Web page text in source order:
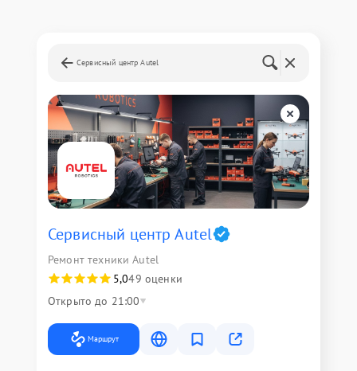
Сервисный центр Autel
Сервисный центр Autel
Ремонт техники Autel
5,049 оценки
Открыто до 21:00
Маршрут